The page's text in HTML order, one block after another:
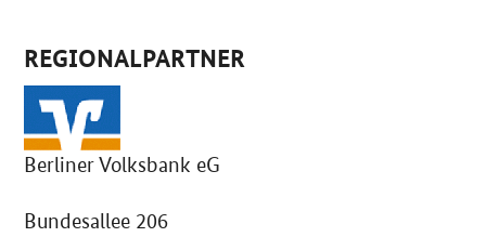
REGIONALPARTNER
Berliner Volksbank eG
Bundesallee 206